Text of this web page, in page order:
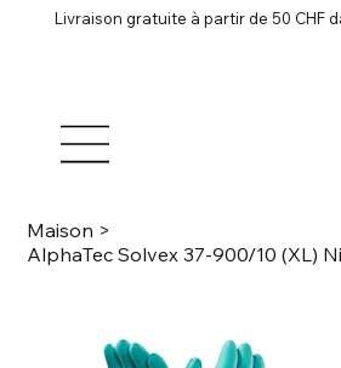
Livraison gratuite à partir de 50 CHF
Maison >